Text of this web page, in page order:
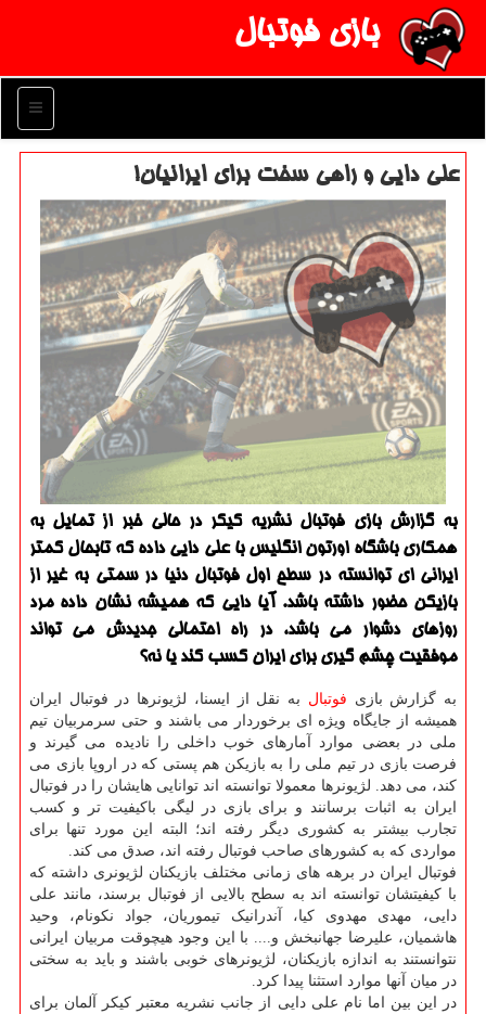
بازی فوتبال
منو
علی دایی و راهی سخت برای ایرانیان!
به گزارش بازی فوتبال نشریه کیکر در حالی خبر از تمایل به
همکاری باشگاه اورتون انگلیس با علی دایی داده که تابحال کمتر
ایرانی ای توانسته در سطح اول فوتبال دنیا در سمتی به غیر از
بازیکن حضور داشته باشد. آیا دایی که همیشه نشان داده مرد
روزهای دشوار می باشد، در راه احتمالی جدیدش می تواند
موفقیت چشم گیری برای ایران کسب کند یا نه؟
به گزارش بازی فوتبال به نقل از ایسنا، لژیونرها در فوتبال ایران
همیشه از جایگاه ویژه ای برخوردار می باشند و حتی سرمربیان تیم
ملی در بعضی موارد آمارهای خوب داخلی را نادیده می گیرند و
فرصت بازی در تیم ملی را به بازیکن هم پستی که در اروپا بازی می
کند، می دهد. لژیونرها معمولا توانسته اند توانایی هایشان را در فوتبال
ایران به اثبات برسانند و برای بازی در لیگی باکیفیت تر و کسب
تجارب بیشتر به کشوری دیگر رفته اند؛ البته این مورد تنها برای
مواردی که به کشورهای صاحب فوتبال رفته اند، صدق می کند.
فوتبال ایران در برهه های زمانی مختلف بازیکنان لژیونری داشته که
با کیفیتشان توانسته اند به سطح بالایی از فوتبال برسند، مانند علی
دایی، مهدی مهدوی کیا، آندرانیک تیموریان، جواد نکونام، وحید
هاشمیان، علیرضا جهانبخش و.... با این وجود هیچوقت مربیان ایرانی
نتوانستند به اندازه بازیکنان، لژیونرهای خوبی باشند و باید به سختی
در میان آنها موارد استثنا پیدا کرد.
در این بین اما نام علی دایی از جانب نشریه معتبر کیکر آلمان برای